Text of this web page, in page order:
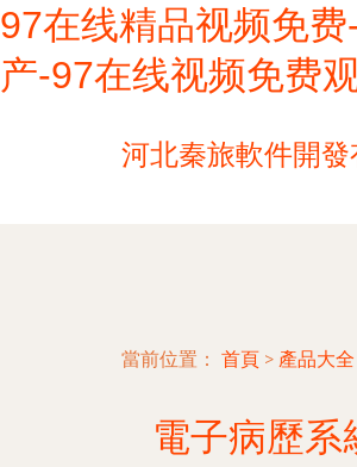
97在线精品视频免
产-97在线视频免费
河北秦旅軟件開發
當前位置： 首頁 > 產品大全
電子病歷